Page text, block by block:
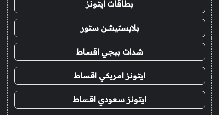
بطاقات ايتونز
بلايستيشن ستور
شدات ببجي اقساط
ايتونز امريكي اقساط
ايتونز سعودي اقساط